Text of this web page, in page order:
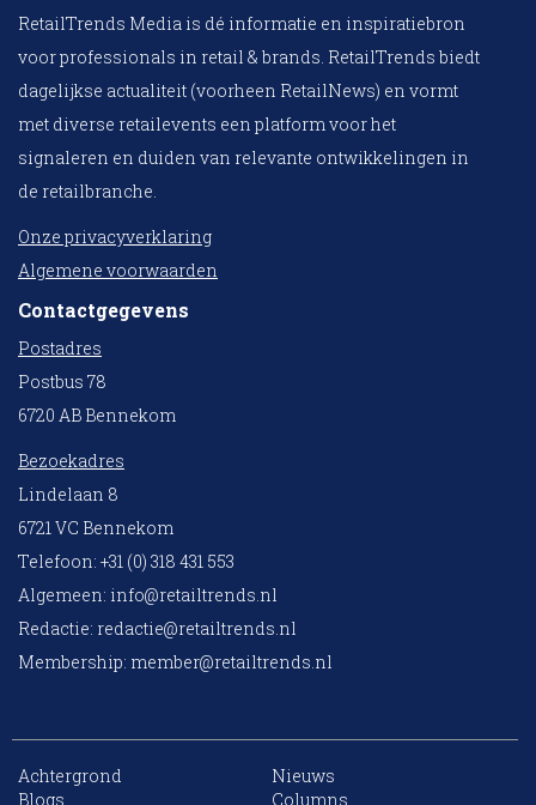
RetailTrends Media is dé informatie en inspiratiebron
voor professionals in retail & brands. RetailTrends biedt
dagelijkse actualiteit (voorheen RetailNews) en vormt
met diverse retailevents een platform voor het
signaleren en duiden van relevante ontwikkelingen in
de retailbranche.
Onze privacyverklaring
Algemene voorwaarden
Contactgegevens
Postadres
Postbus 78
6720 AB Bennekom
Bezoekadres
Lindelaan 8
6721 VC Bennekom
Telefoon: +31 (0) 318 431 553
Algemeen: info@retailtrends.nl
Redactie: redactie@retailtrends.nl
Membership: member@retailtrends.nl
Achtergrond
Nieuws
Blogs
Columns
10 collega’s